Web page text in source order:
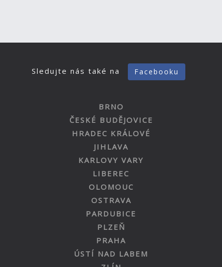
Sledujte nás také na Facebooku
BRNO
ČESKÉ BUDĚJOVICE
HRADEC KRÁLOVÉ
JIHLAVA
KARLOVY VARY
LIBEREC
OLOMOUC
OSTRAVA
PARDUBICE
PLZEŇ
PRAHA
ÚSTÍ NAD LABEM